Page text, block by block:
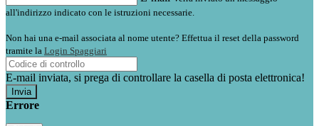
all'indirizzo indicato con le istruzioni necessarie.
Non hai una e-mail associata al nome utente? Effettua il reset della password
tramite la Login Spaggiari
E-mail inviata, si prega di controllare la casella di posta elettronica!
Errore